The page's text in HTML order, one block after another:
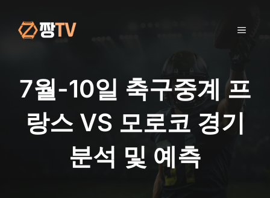
메
7월-10일 축구중계 프
랑스 VS 모로코 경기
분석 및 예측